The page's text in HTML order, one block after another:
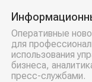
Оперативные
для
использования
бизнеса,
пресс-службами.